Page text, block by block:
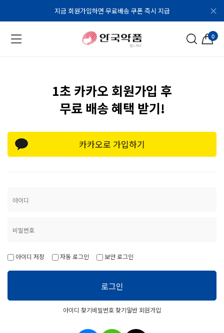
지금 회원가입하면 무료배송 쿠폰 즉시 지급
0
1초 카카오 회원가입 후
무료 배송 혜택 받기!
카카오로 가입하기
아이디 저장 자동 로그인 보안 로그인
로그인
아이디 찾기비밀번호 찾기일반 회원가입